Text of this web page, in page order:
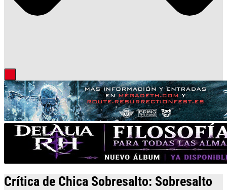
Crítica de Chica Sobresalto: Sobresalto